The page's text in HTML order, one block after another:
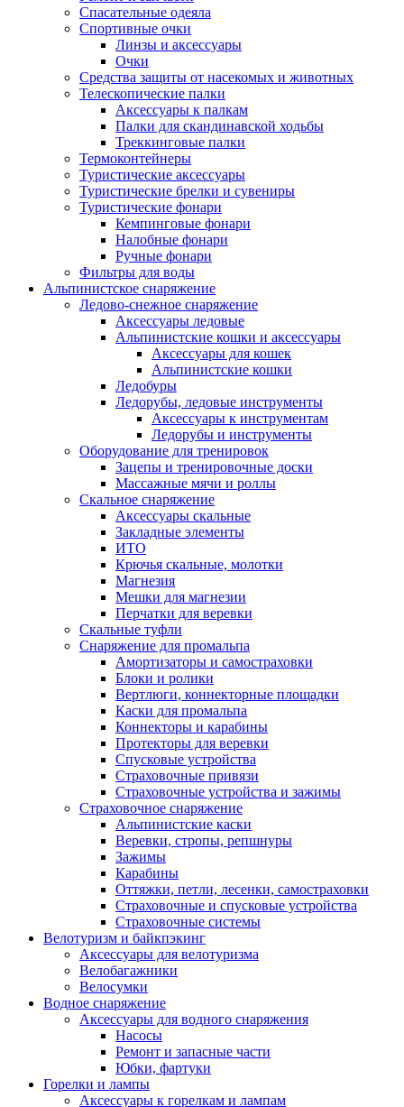
Спасательные одеяла
Спортивные очки
Линзы и аксессуары
Очки
Средства защиты от насекомых и животных
Телескопические палки
Аксессуары к палкам
Палки для скандинавской ходьбы
Треккинговые палки
Термоконтейнеры
Туристические аксессуары
Туристические брелки и сувениры
Туристические фонари
Кемпинговые фонари
Налобные фонари
Ручные фонари
Фильтры для воды
Альпинистское снаряжение
Ледово-снежное снаряжение
Аксессуары ледовые
Альпинистские кошки и аксессуары
Аксессуары для кошек
Альпинистские кошки
Ледобуры
Ледорубы, ледовые инструменты
Аксессуары к инструментам
Ледорубы и инструменты
Оборудование для тренировок
Зацепы и тренировочные доски
Массажные мячи и роллы
Скальное снаряжение
Аксессуары скальные
Закладные элементы
ИТО
Крючья скальные, молотки
Магнезия
Мешки для магнезии
Перчатки для веревки
Скальные туфли
Снаряжение для промальпа
Амортизаторы и самостраховки
Блоки и ролики
Вертлюги, коннекторные площадки
Каски для промальпа
Коннекторы и карабины
Протекторы для веревки
Спусковые устройства
Страховочные привязи
Страховочные устройства и зажимы
Страховочное снаряжение
Альпинистские каски
Веревки, стропы, репшнуры
Зажимы
Карабины
Оттяжки, петли, лесенки, самостраховки
Страховочные и спусковые устройства
Страховочные системы
Велотуризм и байкпэкинг
Аксессуары для велотуризма
Велобагажники
Велосумки
Водное снаряжение
Аксессуары для водного снаряжения
Насосы
Ремонт и запасные части
Юбки, фартуки
Горелки и лампы
Аксессуары к горелкам и лампам